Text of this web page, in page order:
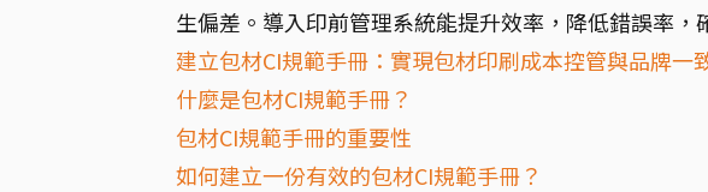
生偏差。導入印前管理系統能提升效率，降低錯誤率，
建立包材CI規範手冊：實現包材印刷成本控管與品牌一
什麼是包材CI規範手冊？
包材CI規範手冊的重要性
如何建立一份有效的包材CI規範手冊？